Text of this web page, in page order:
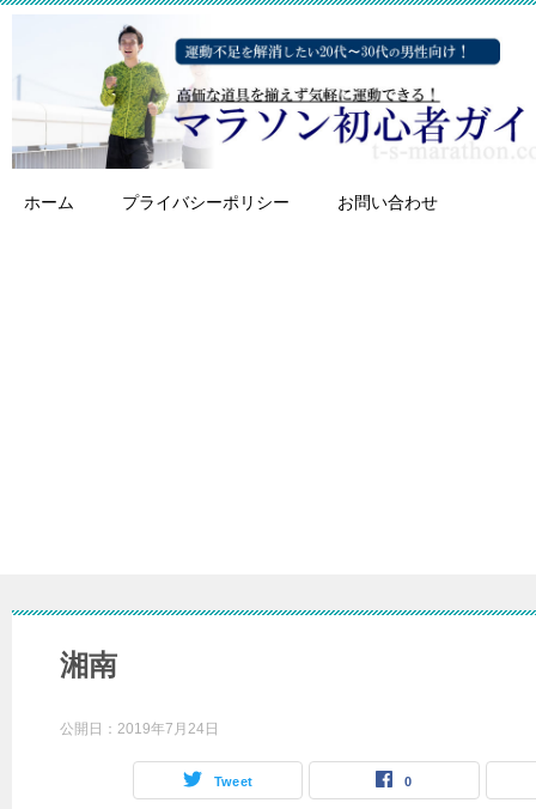
ホーム プライバシーポリシー お問い合わせ
湘南
公開日： 2019年7月24日
Tweet 0